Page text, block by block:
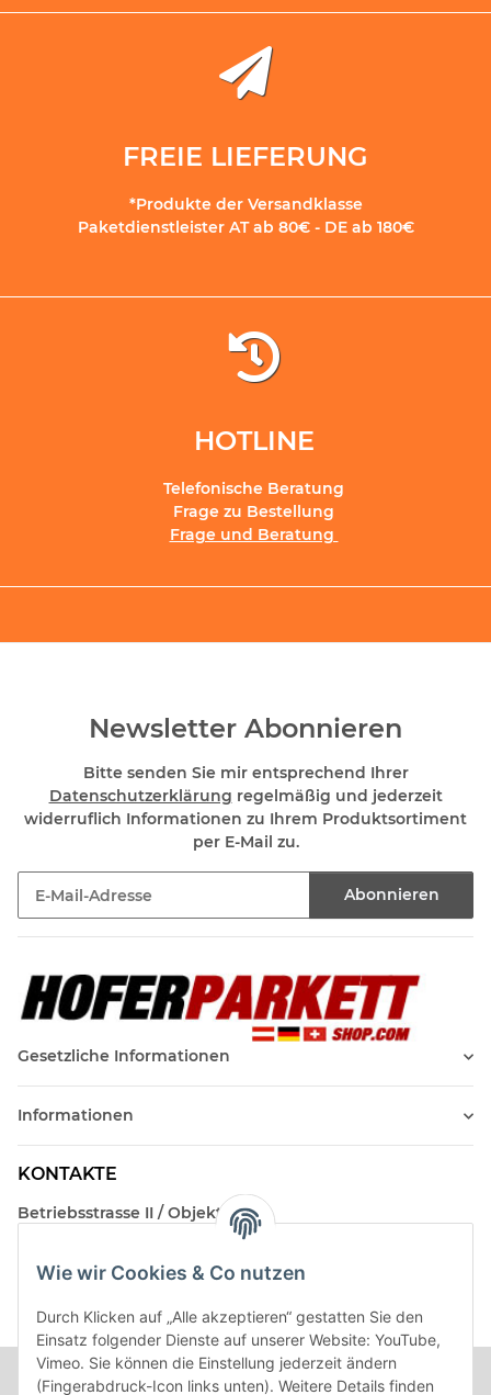
Wie wir Cookies & Co nutzen
Durch Klicken auf „Alle akzeptieren“ gestatten Sie den
Einsatz folgender Dienste auf unserer Website: YouTube,
Vimeo. Sie können die Einstellung jederzeit ändern
(Fingerabdruck-Icon links unten). Weitere Details finden
FREIE LIEFERUNG
*Produkte der Versandklasse
Paketdienstleister AT ab 80€ - DE ab 180€
HOTLINE
Telefonische Beratung
Frage zu Bestellung
Frage und Beratung
Newsletter Abonnieren
Bitte senden Sie mir entsprechend Ihrer
Datenschutzerklärung regelmäßig und jederzeit
widerruflich Informationen zu Ihrem Produktsortiment
per E-Mail zu.
Abonnieren
Gesetzliche Informationen
Informationen
KONTAKTE
Betriebsstrasse II / Objekt 17
Kontakt